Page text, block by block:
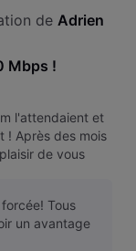
de Adrien
Mbps !
l'attendaient et
! Après des mois
de vous
Tous
un avantage